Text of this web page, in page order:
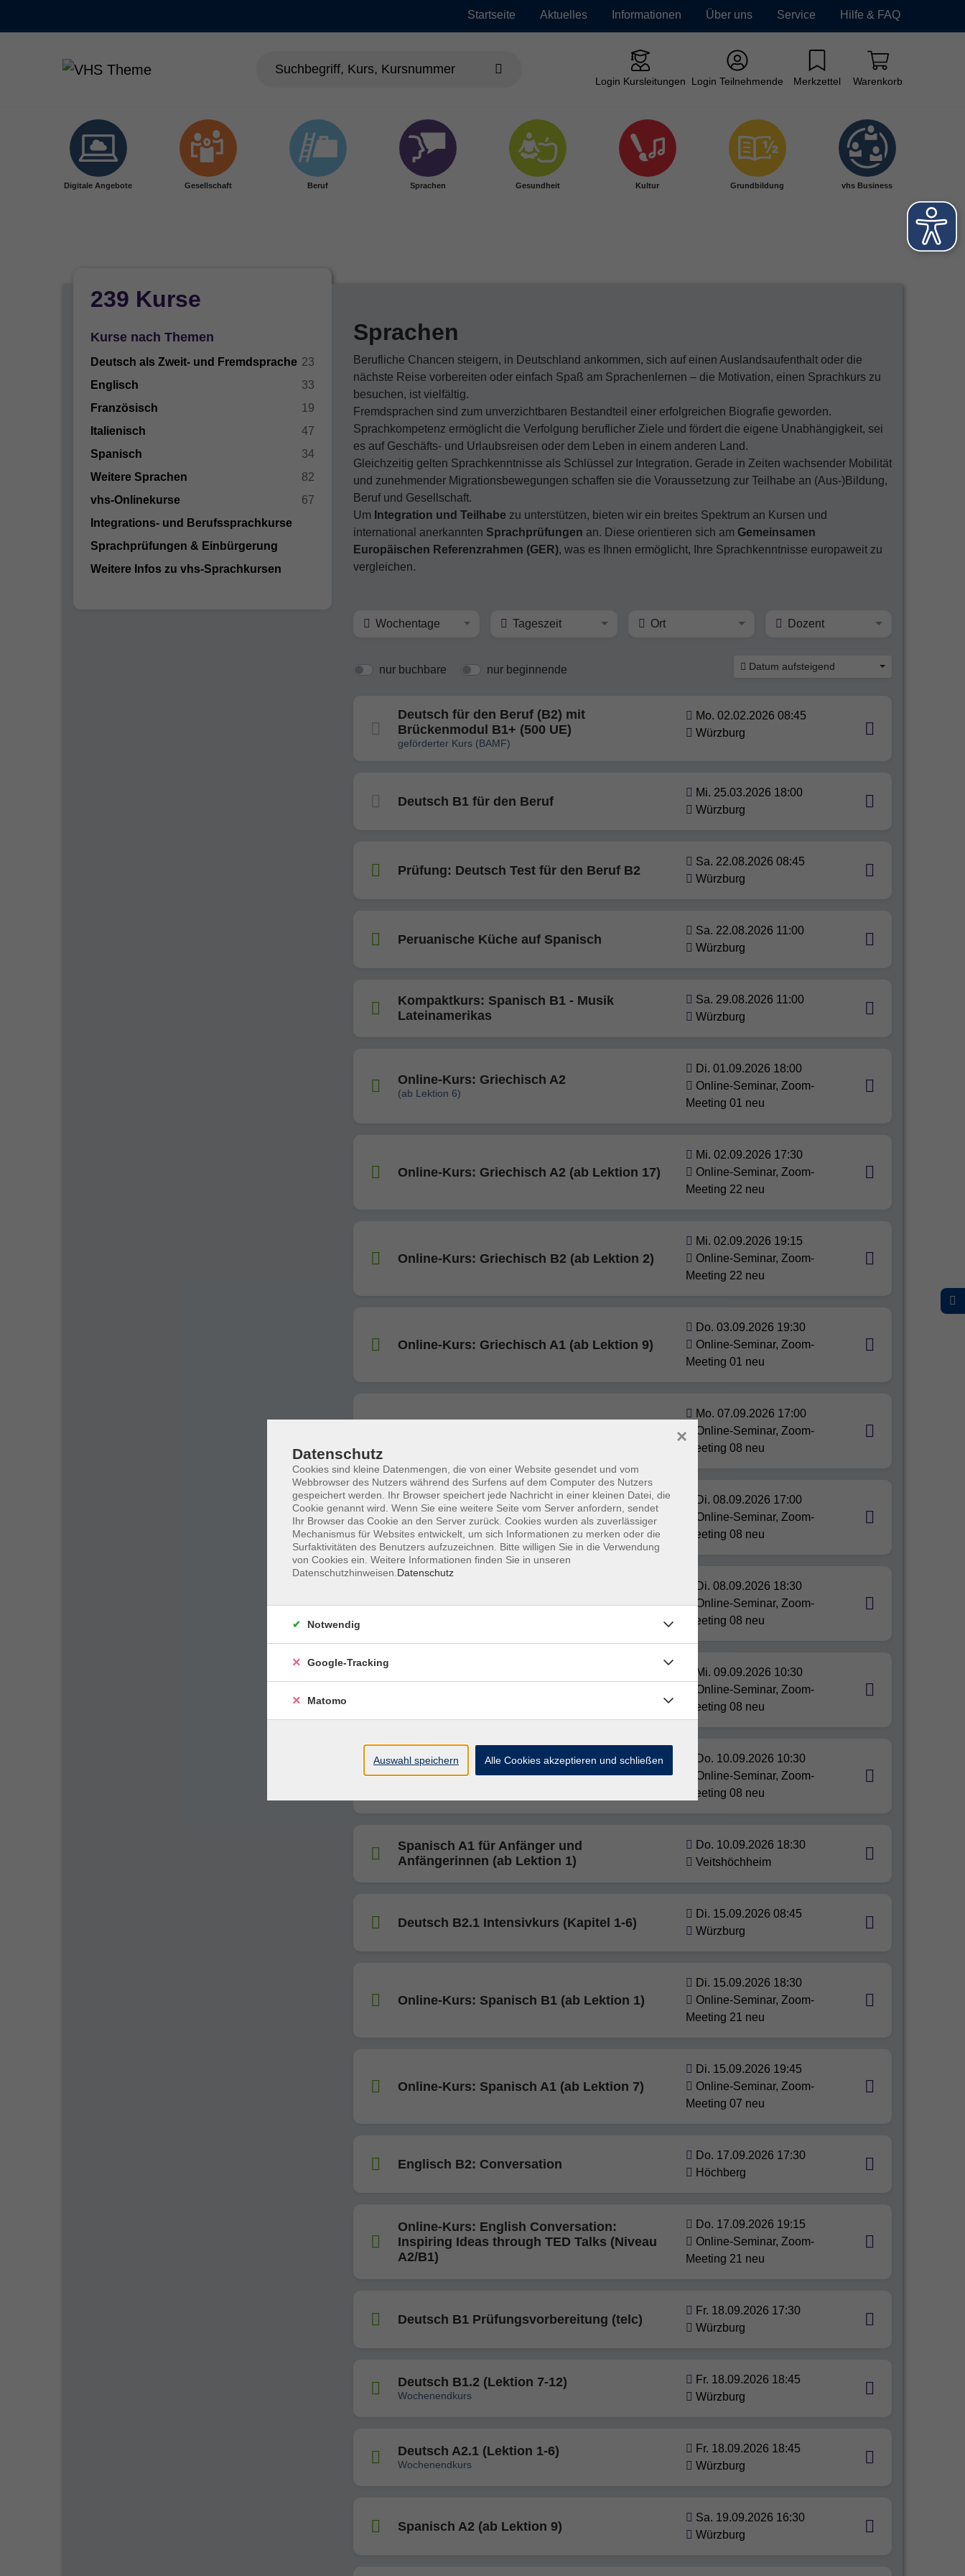
Startseite Aktuelles Informationen Über uns Service Hilfe & FAQ
Login Kursleitungen Login Teilnehmende Merkzettel Warenkorb
Digitale Angebote Gesellschaft Beruf Sprachen Gesundheit Kultur Grundbildung vhs Business
239 Kurse
Kurse nach Themen
Deutsch als Zweit- und Fremdsprache 23
Englisch
33
Französisch
19
Italienisch
47
Spanisch
34
Weitere Sprachen
82
vhs-Onlinekurse
67
Integrations- und Berufssprachkurse
Sprachprüfungen & Einbürgerung
Weitere Infos zu vhs-Sprachkursen
Sprachen
Berufliche Chancen steigern, in Deutschland ankommen, sich auf einen Auslandsaufenthalt oder die
nächste Reise vorbereiten oder einfach Spaß am Sprachenlernen – die Motivation, einen Sprachkurs zu
besuchen, ist vielfältig.
Fremdsprachen sind zum unverzichtbaren Bestandteil einer erfolgreichen Biografie geworden.
Sprachkompetenz ermöglicht die Verfolgung beruflicher Ziele und fördert die eigene Unabhängigkeit, sei
es auf Geschäfts- und Urlaubsreisen oder dem Leben in einem anderen Land.
Gleichzeitig gelten Sprachkenntnisse als Schlüssel zur Integration. Gerade in Zeiten wachsender Mobilität
und zunehmender Migrationsbewegungen schaffen sie die Voraussetzung zur Teilhabe an (Aus-)Bildung,
Beruf und Gesellschaft.
Um Integration und Teilhabe zu unterstützen, bieten wir ein breites Spektrum an Kursen und
international anerkannten Sprachprüfungen an. Diese orientieren sich am Gemeinsamen
Europäischen Referenzrahmen (GER), was es Ihnen ermöglicht, Ihre Sprachkenntnisse europaweit zu
vergleichen.
Wochentage Tageszeit Ort Dozent
nur buchbare nur beginnende Datum aufsteigend
Deutsch für den Beruf (B2) mit
Brückenmodul B1+ (500 UE)
geförderter Kurs (BAMF)
Mo. 02.02.2026 08:45
Würzburg
Deutsch B1 für den Beruf
Mi. 25.03.2026 18:00
Würzburg
Prüfung: Deutsch Test für den Beruf B2
Sa. 22.08.2026 08:45
Würzburg
Peruanische Küche auf Spanisch
Sa. 22.08.2026 11:00
Würzburg
Kompaktkurs: Spanisch B1 - Musik
Lateinamerikas
Sa. 29.08.2026 11:00
Würzburg
Online-Kurs: Griechisch A2
(ab Lektion 6)
Di. 01.09.2026 18:00
Online-Seminar, Zoom-
Meeting 01 neu
Online-Kurs: Griechisch A2 (ab Lektion 17)
Mi. 02.09.2026 17:30
Online-Seminar, Zoom-
Meeting 22 neu
Online-Kurs: Griechisch B2 (ab Lektion 2)
Mi. 02.09.2026 19:15
Online-Seminar, Zoom-
Meeting 22 neu
Online-Kurs: Griechisch A1 (ab Lektion 9)
Do. 03.09.2026 19:30
Online-Seminar, Zoom-
Meeting 01 neu
Mo. 07.09.2026 17:00
Online-Seminar, Zoom-
Meeting 08 neu
Online-Kurs: Italienisch A1 für Anfänger und
Anfängerinnen
Di. 08.09.2026 17:00
Online-Seminar, Zoom-
Meeting 08 neu
Online-Kurs: Italienisch A2 (ab Lektion 1)
Di. 08.09.2026 18:30
Online-Seminar, Zoom-
Meeting 08 neu
Mi. 09.09.2026 10:30
Online-Seminar, Zoom-
Meeting 08 neu
Online-Kurs: Italienisch A1 für Anfänger und
Do. 10.09.2026 10:30
Online-Seminar, Zoom-
Meeting 08 neu
Spanisch A1 für Anfänger und
Anfängerinnen (ab Lektion 1)
Do. 10.09.2026 18:30
Veitshöchheim
Deutsch B2.1 Intensivkurs (Kapitel 1-6)
Di. 15.09.2026 08:45
Würzburg
Online-Kurs: Spanisch B1 (ab Lektion 1)
Di. 15.09.2026 18:30
Online-Seminar, Zoom-
Meeting 21 neu
Online-Kurs: Spanisch A1 (ab Lektion 7)
Di. 15.09.2026 19:45
Online-Seminar, Zoom-
Meeting 07 neu
Englisch B2: Conversation
Do. 17.09.2026 17:30
Höchberg
Online-Kurs: English Conversation:
Inspiring Ideas through TED Talks (Niveau
A2/B1)
Do. 17.09.2026 19:15
Online-Seminar, Zoom-
Meeting 21 neu
Deutsch B1 Prüfungsvorbereitung (telc)
Fr. 18.09.2026 17:30
Würzburg
Deutsch B1.2 (Lektion 7-12)
Wochenendkurs
Fr. 18.09.2026 18:45
Würzburg
Deutsch A2.1 (Lektion 1-6)
Wochenendkurs
Fr. 18.09.2026 18:45
Würzburg
Spanisch A2 (ab Lektion 9)
Sa. 19.09.2026 16:30
Würzburg
Datenschutz
Cookies sind kleine Datenmengen, die von einer Website gesendet und vom
Webbrowser des Nutzers während des Surfens auf dem Computer des Nutzers
gespeichert werden. Ihr Browser speichert jede Nachricht in einer kleinen Datei, die
Cookie genannt wird. Wenn Sie eine weitere Seite vom Server anfordern, sendet
Ihr Browser das Cookie an den Server zurück. Cookies wurden als zuverlässiger
Mechanismus für Websites entwickelt, um sich Informationen zu merken oder die
Surfaktivitäten des Benutzers aufzuzeichnen. Bitte willigen Sie in die Verwendung
von Cookies ein. Weitere Informationen finden Sie in unseren
Datenschutzhinweisen. Datenschutz
×
Notwendig
Google-Tracking
Matomo
Auswahl speichern Alle Cookies akzeptieren und schließen